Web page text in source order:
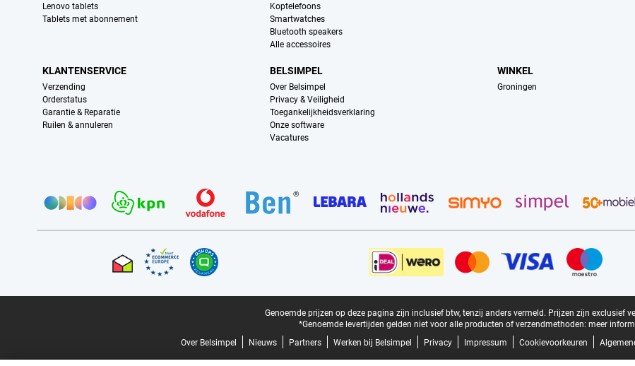
Lenovo tablets
Tablets met abonnement
Koptelefoons
Smartwatches
Bluetooth speakers
Alle accessoires
KLANTENSERVICE
Verzending
Orderstatus
Garantie & Reparatie
Ruilen & annuleren
BELSIMPEL
Over Belsimpel
Privacy & Veiligheid
Toegankelijkheidsverklaring
Onze software
Vacatures
WINKEL
Groningen
Genoemde prijzen op deze pagina zijn inclusief btw, tenzij anders vermeld. Prijzen zijn exclusief
*Genoemde levertijden gelden niet voor alle producten of verzendmethoden: meer
Over Belsimpel
Nieuws Partners Werken bij Belsimpel Privacy Impressum Cookievoorkeuren